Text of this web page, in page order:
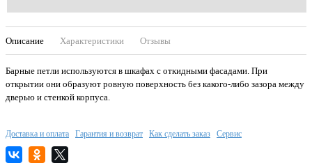
Описание Характеристики Отзывы
Барные петли используются в шкафах с откидными фасадами. При
открытии они образуют ровную поверхность без какого-либо зазора между
дверью и стенкой корпуса.
Доставка и оплата Гарантия и возврат Как сделать заказ Сервис